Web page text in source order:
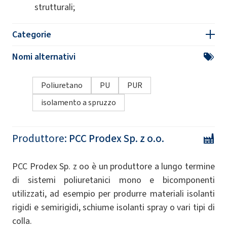
strutturali;
Categorie
Nomi alternativi
Poliuretano PU
PUR
isolamento a spruzzo
Produttore: PCC Prodex Sp. z o.o.
PCC Prodex Sp. z oo è un produttore a lungo termine
di sistemi poliuretanici mono e bicomponenti
utilizzati, ad esempio per produrre materiali isolanti
rigidi e semirigidi, schiume isolanti spray o vari tipi di
colla.